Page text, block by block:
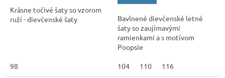
5
hviezdičiek.
Krásne točivé šaty so vzorom
ruží - dievčenské šaty
98
Bavlnené dievčenské letné
šaty so zaujímavými
ramienkami a s motívom
Poopsie
104 110 116